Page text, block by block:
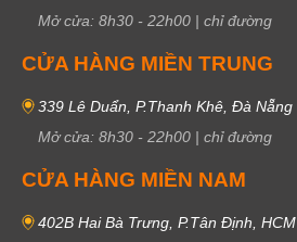
Mở cửa: 8h30 - 22h00 | chỉ đường
CỬA HÀNG MIỀN TRUNG
339 Lê Duẩn, P.Thanh Khê, Đà Nẵng
Mở cửa: 8h30 - 22h00 | chỉ đường
CỬA HÀNG MIỀN NAM
402B Hai Bà Trưng, P.Tân Định, HCM